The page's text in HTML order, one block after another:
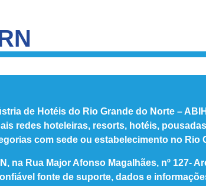
de Hotéis do Rio Grande do Norte –
redes hoteleiras, resorts, hotéis,
com sede ou estabelecimento no Rio
na Rua Major Afonso Magalhães, nº 127-
fonte de suporte, dados e